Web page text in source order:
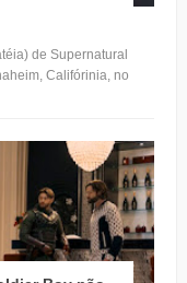
de Supernatural
Califórinia, no